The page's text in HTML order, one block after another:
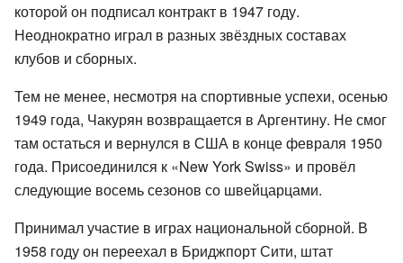
которой он подписал контракт в 1947 году.
Неоднократно играл в разных звёздных составах
клубов и сборных.
Тем не менее, несмотря на спортивные успехи, осенью
1949 года, Чакурян возвращается в Аргентину. Не смог
там остаться и вернулся в США в конце февраля 1950
года. Присоединился к «New York Swiss» и провёл
следующие восемь сезонов со швейцарцами.
Принимал участие в играх национальной сборной. В
1958 году он переехал в Бриджпорт Сити, штат